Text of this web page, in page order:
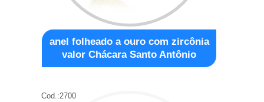
anel folheado a ouro com zircônia
valor Chácara Santo Antônio
Cod.:2700